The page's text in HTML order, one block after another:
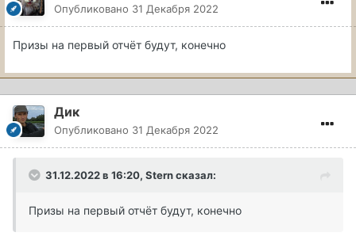
Опубликовано 31 Декабря 2022
Призы на первый отчёт будут, конечно
Дик
Опубликовано 31 Декабря 2022
31.12.2022 в 16:20, Sternсказал:
Призы на первый отчёт будут, конечно